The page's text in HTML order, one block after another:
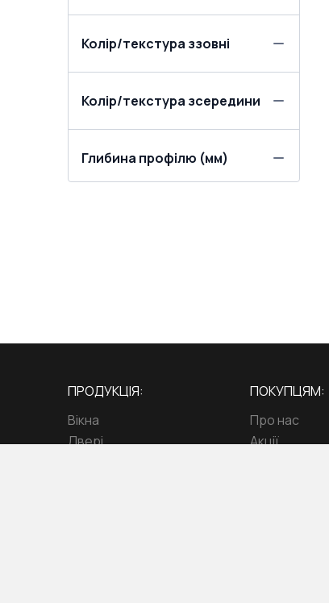
Колір/текстура ззовні
Колір/текстура зсередини
Глибина профілю (мм)
ПРОДУКЦІЯ:
Вікна
Двері
ПОКУПЦЯМ:
Про нас
Акції